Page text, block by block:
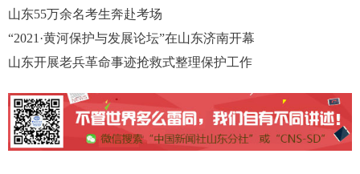
山东55万余名考生奔赴考场
“2021·黄河保护与发展论坛”在山东济南开幕
山东开展老兵革命事迹抢救式整理保护工作